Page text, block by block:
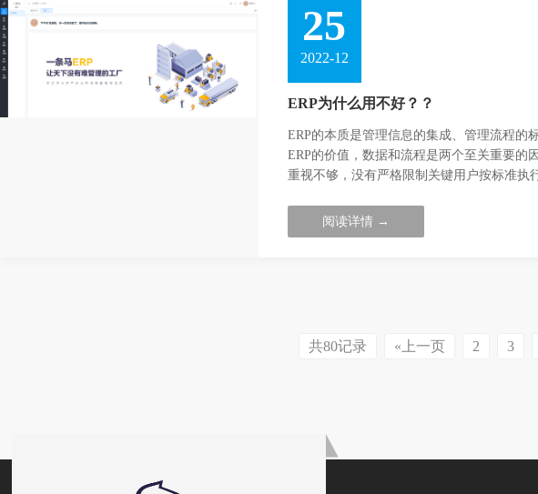
25
2022-12
ERP为什么用不好？？
ERP的本质是管理信息的集成、管理流程的
ERP的价值，数据和流程是两个至关重要的
重视不够，没有严格限制关键用户按标准执
阅读详情 →
共80记录 «上一页 2 3